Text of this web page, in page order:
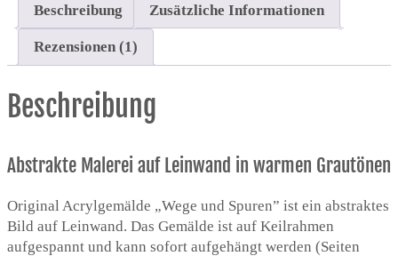
Beschreibung Zusätzliche Informationen
Rezensionen (1)
Beschreibung
Abstrakte Malerei auf Leinwand in warmen Grautönen
Original Acrylgemälde „Wege und Spuren” ist ein abstraktes
Bild auf Leinwand. Das Gemälde ist auf Keilrahmen
aufgespannt und kann sofort aufgehängt werden (Seiten